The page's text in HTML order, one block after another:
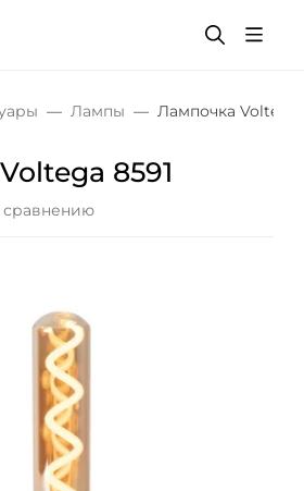
Лампы Лампочка Voltega
8591
сравнению